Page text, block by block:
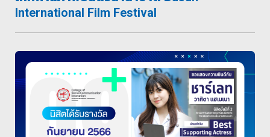
International Film Festival